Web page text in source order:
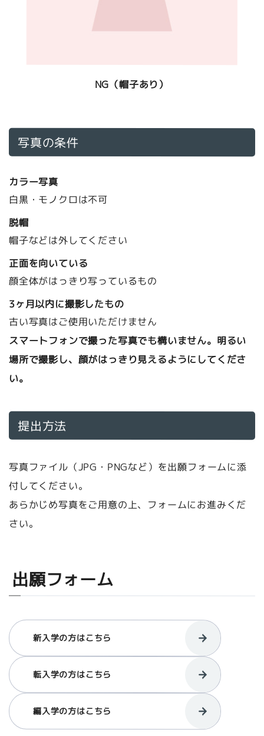
NG（帽子あり）
写真の条件
カラー写真
白黒・モノクロは不可
脱帽
帽子などは外してください
正面を向いている
顔全体がはっきり写っているもの
3ヶ月以内に撮影したもの
古い写真はご使用いただけません
スマートフォンで撮った写真でも構いません。明るい
場所で撮影し、顔がはっきり見えるようにしてくださ
い。
提出方法
写真ファイル（JPG・PNGなど）を出願フォームに添
付してください。
あらかじめ写真をご用意の上、フォームにお進みくだ
さい。
出願フォーム
新入学の方はこちら
転入学の方はこちら
編入学の方はこちら